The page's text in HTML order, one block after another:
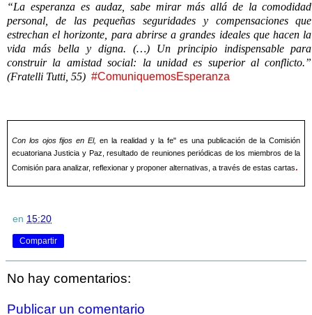
“La esperanza es audaz, sabe mirar más allá de la comodidad
personal, de las pequeñas seguridades y compensaciones que
estrechan el horizonte, para abrirse a grandes ideales que hacen la
vida más bella y digna. (…) Un principio indispensable para
construir la amistad social: la unidad es superior al conflicto.”
(Fratelli Tutti, 55) #ComuniquemosEsperanza
Con los ojos fijos en El, en la realidad y la fe" es una publicación de la Comisión
ecuatoriana Justicia y Paz, resultado de reuniones periódicas de los miembros de la
Comisión para analizar, reflexionar y proponer alternativas, a través de estas cartas.
en 15:20
Compartir
No hay comentarios:
Publicar un comentario